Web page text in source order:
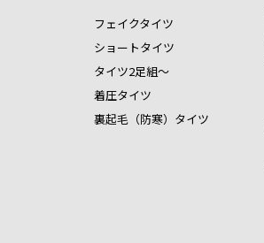
フェイクタイツ
ショートタイツ
タイツ2足組～
着圧タイツ
裏起毛（防寒）タイツ